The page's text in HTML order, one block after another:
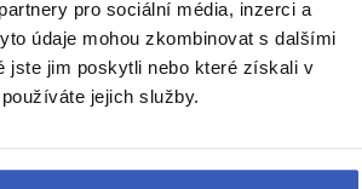
pro sociální média, inzerci a
údaje mohou zkombinovat s dalšími
jste jim poskytli nebo které získali v
jejich služby.
Belgie Francie Irsko